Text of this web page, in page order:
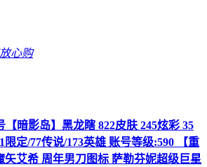
放心购
【暗影岛】黑龙瞎 822皮肤 245炫彩 35
限定/77传说/173英雄 账号等级:590 【重
矢艾希 周年男刀图标 萨勒芬妮超级巨星